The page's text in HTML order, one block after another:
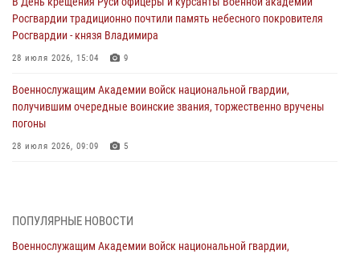
Росгвардии традиционно почтили память небесного покровителя
Росгвардии - князя Владимира
28 июля 2026, 15:04 9
Военнослужащим Академии войск национальной гвардии,
получившим очередные воинские звания, торжественно вручены
погоны
28 июля 2026, 09:09 5
27 июля 2026, 14:49 7
Военная академия информирует!
ПОПУЛЯРНЫЕ НОВОСТИ
Военнослужащим Академии войск национальной гвардии,